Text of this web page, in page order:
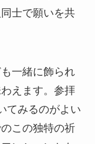
士で願いを共
一緒に飾られ
えます。参拝
てみるのがよい
この独特の祈